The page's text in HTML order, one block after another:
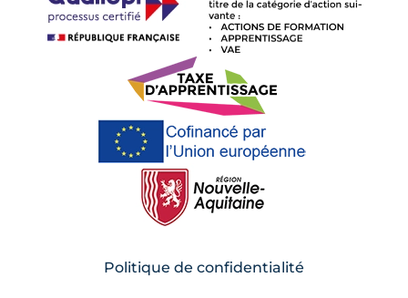
Politique de confidentialité